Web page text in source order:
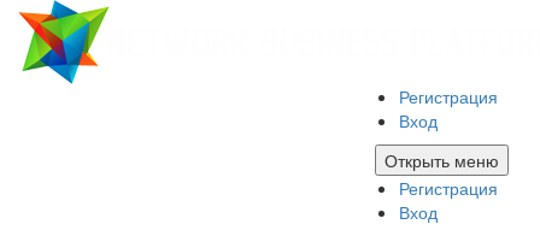
Регистрация
Вход
Открыть меню
Регистрация
Вход